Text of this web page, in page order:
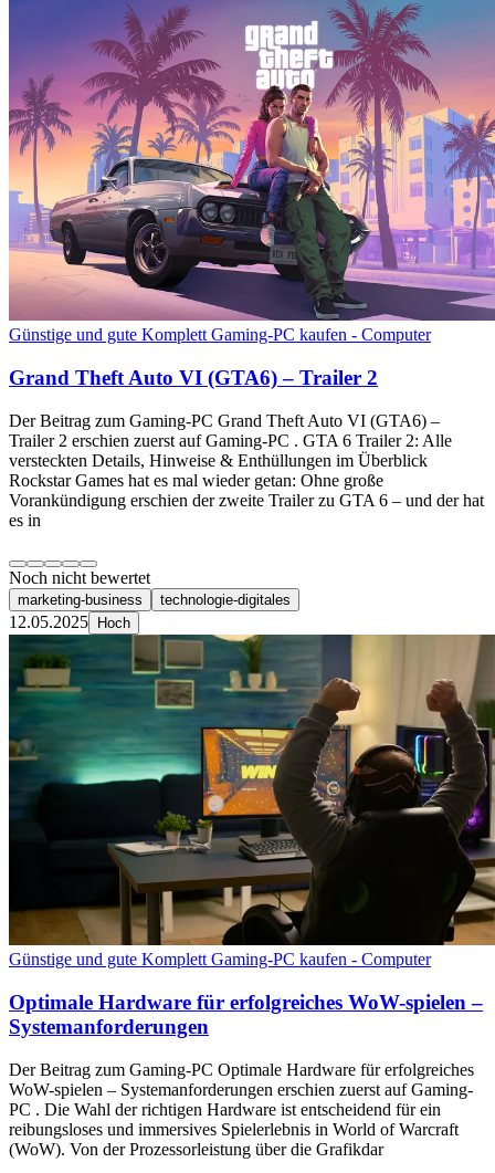
Günstige und gute Komplett Gaming-PC kaufen - Computer
Grand Theft Auto VI (GTA6) – Trailer 2
Der Beitrag zum Gaming-PC Grand Theft Auto VI (GTA6) –
Trailer 2 erschien zuerst auf Gaming-PC . GTA 6 Trailer 2: Alle
versteckten Details, Hinweise & Enthüllungen im Überblick
Rockstar Games hat es mal wieder getan: Ohne große
Vorankündigung erschien der zweite Trailer zu GTA 6 – und der hat
es in
Noch nicht bewertet
marketing-business technologie-digitales
12.05.2025 Hoch
Günstige und gute Komplett Gaming-PC kaufen - Computer
Optimale Hardware für erfolgreiches WoW-spielen –
Systemanforderungen
Der Beitrag zum Gaming-PC Optimale Hardware für erfolgreiches
WoW-spielen – Systemanforderungen erschien zuerst auf Gaming-
PC . Die Wahl der richtigen Hardware ist entscheidend für ein
reibungsloses und immersives Spielerlebnis in World of Warcraft
(WoW). Von der Prozessorleistung über die Grafikdar